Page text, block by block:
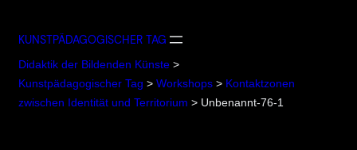
Inhalt
KUNSTPÄDAGOGISCHER TAG
Didaktik der Bildenden Künste >
Kunstpädagogischer Tag > Workshops > Kontaktzonen
zwischen Identität und Territorium > Unbenannt-76-1